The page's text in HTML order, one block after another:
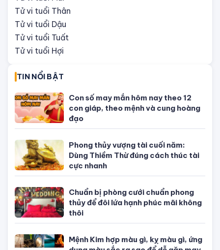
Tử vi tuổi Ngọ
Tử vi tuổi Mùi
Tử vi tuổi Thân
Tử vi tuổi Dậu
Tử vi tuổi Tuất
Tử vi tuổi Hợi
TIN NỔI BẬT
Con số may mắn hôm nay theo 12
con giáp, theo mệnh và cung hoàng
Phong thủy vượng tài cuối năm:
Dùng Thiềm Thừ đúng cách thúc tài
cực nhanh
Chuẩn bị phòng cưới chuẩn phong
thủy để đôi lứa hạnh phúc mãi không
thôi